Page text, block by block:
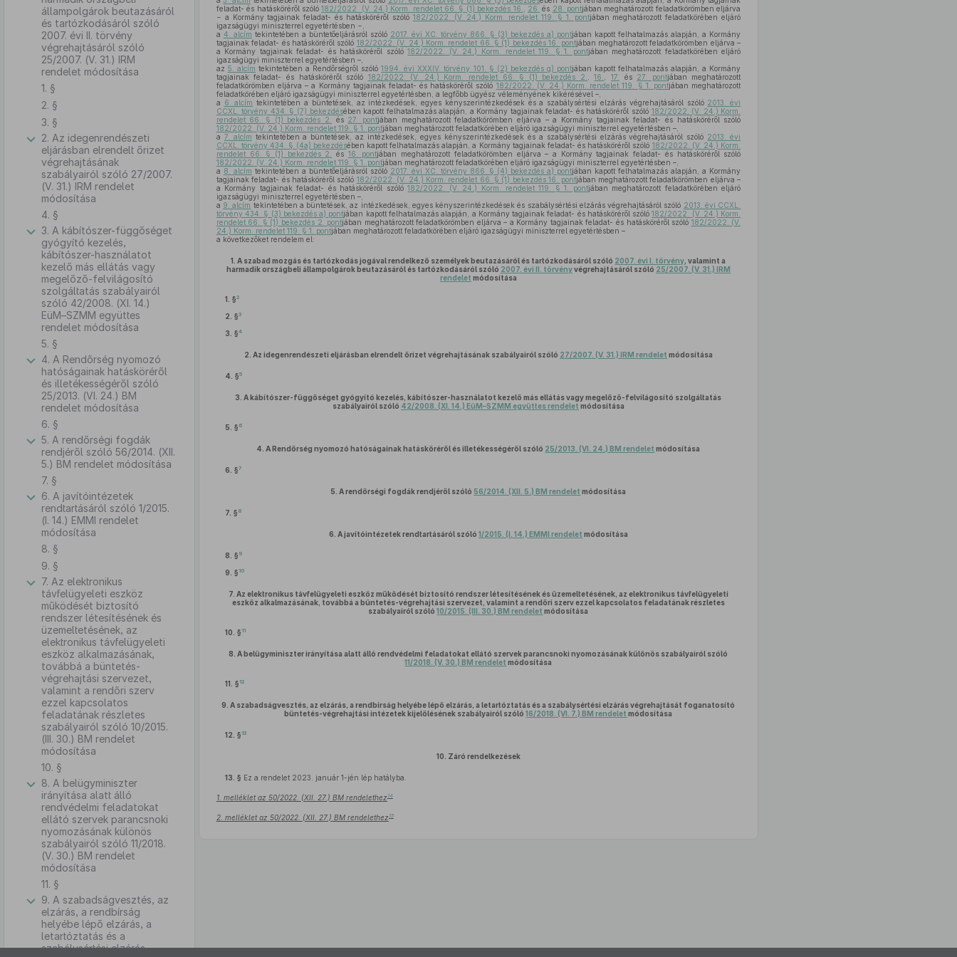
állampolgárok beutazásáról
és tartózkodásáról szóló
2007. évi II. törvény
végrehajtásáról szóló
25/2007. (V. 31.) IRM
rendelet módosítása
1. §
2. §
3. §
2. Az idegenrendészeti
eljárásban elrendelt őrizet
végrehajtásának
szabályairól szóló 27/2007.
(V. 31.) IRM rendelet
módosítása
4. §
3. A kábítószer-függőséget
gyógyító kezelés,
kábítószer-használatot
kezelő más ellátás vagy
megelőző-felvilágosító
szolgáltatás szabályairól
szóló 42/2008. (XI. 14.)
EüM–SZMM együttes
rendelet módosítása
5. §
4. A Rendőrség nyomozó
hatóságainak hatásköréről
és illetékességéről szóló
25/2013. (VI. 24.) BM
rendelet módosítása
6. §
5. A rendőrségi fogdák
rendjéről szóló 56/2014. (XII.
5.) BM rendelet módosítása
7. §
6. A javítóintézetek
rendtartásáról szóló 1/2015.
(I. 14.) EMMI rendelet
módosítása
8. §
9. §
7. Az elektronikus
távfelügyeleti eszköz
működését biztosító
rendszer létesítésének és
üzemeltetésének, az
elektronikus távfelügyeleti
eszköz alkalmazásának,
továbbá a büntetés-
végrehajtási szervezet,
valamint a rendőri szerv
ezzel kapcsolatos
feladatának részletes
szabályairól szóló 10/2015.
(III. 30.) BM rendelet
módosítása
10. §
8. A belügyminiszter
irányítása alatt álló
rendvédelmi feladatokat
ellátó szervek parancsnoki
nyomozásának különös
szabályairól szóló 11/2018.
(V. 30.) BM rendelet
módosítása
11. §
9. A szabadságvesztés, az
elzárás, a rendbírság
helyébe lépő elzárás, a
letartóztatás és a
szabálysértési elzárás
feladat- és hatásköréről szóló182/2022. (V. 24.) Korm. rendelet 66. § (1) bekezdés 16. 26. és 28. pontjában meghatározott feladatkörömben eljárva
− a Kormány tagjainak feladat- és hatásköréről szóló 182/2022. (V. 24.) Korm. rendelet 119. § 1. pontjában meghatározott feladatkörében eljáró
igazságügyi miniszterrel egyetértésben −,
a 4. alcím tekintetében a büntetőeljárásról szóló 2017. évi XC. törvény 866. § (3) bekezdés a) pontjában kapott felhatalmazás alapján, a Kormány
tagjainak feladat- és hatásköréről szóló 182/2022. (V. 24.) Korm. rendelet 66. § (1) bekezdés 16. pontjában meghatározott feladatkörömben eljárva –
a Kormány tagjainak feladat- és hatásköréről szóló182/2022. (V. 24.) Korm. rendelet 119. § 1. pontjában meghatározott feladatkörében eljáró
igazságügyi miniszterrel egyetértésben –,
az 5. alcím tekintetében a Rendőrségről szóló1994. évi XXXIV. törvény 101. § (2) bekezdés g) pontjában kapott felhatalmazás alapján, a Kormány
tagjainak feladat- és hatásköréről szóló 182/2022. (V. 24.) Korm. rendelet 66. § (1) bekezdés 2. ,16. 17. és 27. pontjában meghatározott
feladatkörömben eljárva – a Kormány tagjainak feladat- és hatásköréről szóló 182/2022. (V. 24.) Korm. rendelet 119. § 1. pontjában meghatározott
feladatkörében eljáró igazságügyi miniszterrel egyetértésben, a legfőbb ügyész véleményének kikérésével –,
a 6. alcím tekintetében a büntetések, az intézkedések, egyes kényszerintézkedések és a szabálysértési elzárás végrehajtásáról szóló 2013. évi
CCXL. törvény 434. § (7) bekezdésében kapott felhatalmazás alapján, a Kormány tagjainak feladat- és hatásköréről szóló 182/2022. (V. 24.) Korm.
rendelet 66. § (1) bekezdés 2.
és 27. pontjában meghatározott feladatkörömben eljárva – a Kormány tagjainak feladat- és hatásköréről szóló
182/2022. (V. 24.) Korm. rendelet 119. § 1. pontjában meghatározott feladatkörében eljáró igazságügyi miniszterrel egyetértésben –,
a 7. alcím tekintetében a büntetések, az intézkedések, egyes kényszerintézkedések és a szabálysértési elzárás végrehajtásáról szóló 2013. évi
CCXL. törvény 434. § (4a) bekezdésében kapott felhatalmazás alapján, a Kormány tagjainak feladat- és hatásköréről szóló 182/2022. (V. 24.) Korm.
rendelet 66. § (1) bekezdés 2.
és 16. pontjában meghatározott feladatkörömben eljárva – a Kormány tagjainak feladat- és hatásköréről szóló
182/2022. (V. 24.) Korm. rendelet 119. § 1. pontjában meghatározott feladatkörében eljáró igazságügyi miniszterrel egyetértésben –,
a 8. alcím tekintetében a büntetőeljárásról szóló 2017. évi XC. törvény 866. § (4) bekezdés a) pontjában kapott felhatalmazás alapján, a Kormány
tagjainak feladat- és hatásköréről szóló 182/2022. (V. 24.) Korm. rendelet 66. § (1) bekezdés 16. pontjában meghatározott feladatkörömben eljárva –
a Kormány tagjainak feladat- és hatásköréről szóló182/2022. (V. 24.) Korm. rendelet 119. § 1. pontjában meghatározott feladatkörében eljáró
igazságügyi miniszterrel egyetértésben –,
a 9. alcím tekintetében a büntetések, az intézkedések, egyes kényszerintézkedések és szabálysértési elzárás végrehajtásáról szóló 2013. évi CCXL.
törvény 434. § (3) bekezdés a) pontjában kapott felhatalmazás alapján, a Kormány tagjainak feladat- és hatásköréről szóló182/2022. (V. 24.) Korm.
rendelet 66. § (1) bekezdés 2. pontjában meghatározott feladatkörömben eljárva – a Kormány tagjainak feladat- és hatásköréről szóló 182/2022. (V.
24.) Korm. rendelet 119. § 1. pontjában meghatározott feladatkörében eljáró igazságügyi miniszterrel egyetértésben –
a következőket rendelem el:
1. A szabad mozgás és tartózkodás jogával rendelkező személyek beutazásáról és tartózkodásáról szóló 2007. évi I. törvény , valamint a
harmadik országbeli állampolgárok beutazásáról és tartózkodásáról szóló 2007. évi II. törvényvégrehajtásáról szóló 25/2007. (V. 31.) IRM
rendelet módosítása
1. §2
2. §3
3. §4
2. Az idegenrendészeti eljárásban elrendelt őrizet végrehajtásának szabályairól szóló 27/2007. (V. 31.) IRM rendelet módosítása
4. §5
3. A kábítószer-függőséget gyógyító kezelés, kábítószer-használatot kezelő más ellátás vagy megelőző-felvilágosító szolgáltatás
szabályairól szóló 42/2008. (XI. 14.) EüM–SZMM együttes rendelet módosítása
5. § 6
4. A Rendőrség nyomozó hatóságainak hatásköréről és illetékességéről szóló 25/2013. (VI. 24.) BM rendelet módosítása
6. §7
5. A rendőrségi fogdák rendjéről szóló 56/2014. (XII. 5.) BM rendelet módosítása
7. § 8
6. A javítóintézetek rendtartásáról szóló 1/2015. (I. 14.) EMMI rendelet módosítása
8. § 9
9. § 10
7. Az elektronikus távfelügyeleti eszköz működését biztosító rendszer létesítésének és üzemeltetésének, az elektronikus távfelügyeleti
eszköz alkalmazásának, továbbá a büntetés-végrehajtási szervezet, valamint a rendőri szerv ezzel kapcsolatos feladatának részletes
szabályairól szóló10/2015. (III. 30.) BM rendelet módosítása
10. § 11
8. A belügyminiszter irányítása alatt álló rendvédelmi feladatokat ellátó szervek parancsnoki nyomozásának különös szabályairól szóló
11/2018. (V. 30.) BM rendelet módosítása
11. § 12
9. A szabadságvesztés, az elzárás, a rendbírság helyébe lépő elzárás, a letartóztatás és a szabálysértési elzárás végrehajtását foganatosító
büntetés-végrehajtási intézetek kijelölésének szabályairól szóló16/2018. (VI. 7.) BM rendelet módosítása
12. § 13
10. Záró rendelkezések
13. § Ez a rendelet 2023. január 1-jén lép hatályba.
1. melléklet az 50/2022. (XII. 27.) BM rendelethez 14
2. melléklet az 50/2022. (XII. 27.) BM rendelethez 15